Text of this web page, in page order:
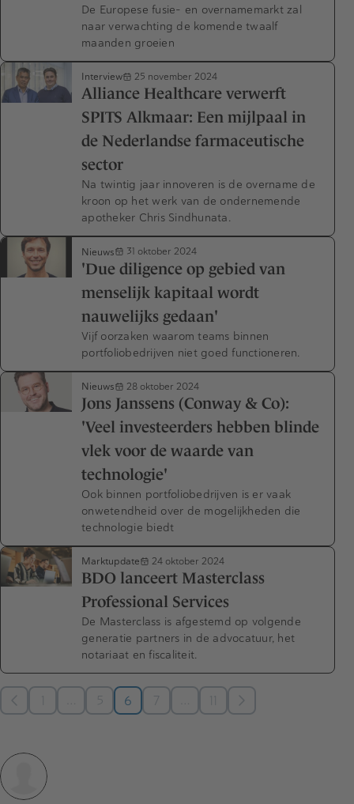
De Europese fusie- en overnamemarkt zal
naar verwachting de komende twaalf
maanden groeien
Interview 25 november 2024
Alliance Healthcare verwerft
SPITS Alkmaar: Een mijlpaal in
de Nederlandse farmaceutische
sector
Na twintig jaar innoveren is de overname de
kroon op het werk van de ondernemende
apotheker Chris Sindhunata.
Nieuws 31 oktober 2024
'Due diligence op gebied van
menselijk kapitaal wordt
nauwelijks gedaan'
Vijf oorzaken waarom teams binnen
portfoliobedrijven niet goed functioneren.
Nieuws 28 oktober 2024
Jons Janssens (Conway & Co):
'Veel investeerders hebben blinde
vlek voor de waarde van
technologie'
Ook binnen portfoliobedrijven is er vaak
onwetendheid over de mogelijkheden die
technologie biedt
Marktupdate 24 oktober 2024
BDO lanceert Masterclass
Professional Services
De Masterclass is afgestemd op volgende
generatie partners in de advocatuur, het
notariaat en fiscaliteit.
5 6 7